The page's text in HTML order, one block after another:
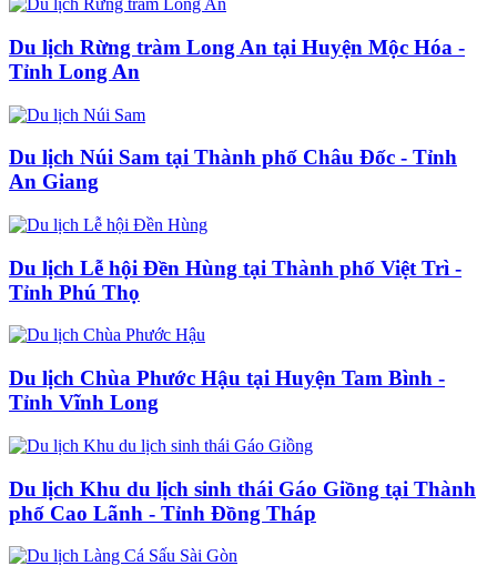
Du lịch Rừng tràm Long An tại Huyện Mộc Hóa -
Tỉnh Long An
Du lịch Núi Sam tại Thành phố Châu Đốc - Tỉnh
An Giang
Du lịch Lễ hội Đền Hùng tại Thành phố Việt Trì -
Tỉnh Phú Thọ
Du lịch Chùa Phước Hậu tại Huyện Tam Bình -
Tỉnh Vĩnh Long
Du lịch Khu du lịch sinh thái Gáo Giồng tại Thành
phố Cao Lãnh - Tỉnh Đồng Tháp